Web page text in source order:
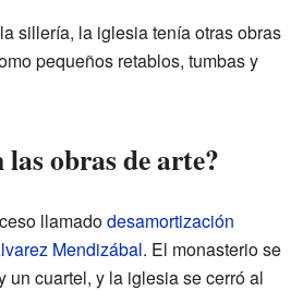
sillería, la iglesia tenía otras obras
pequeños retablos, tumbas y
las obras de arte?
llamadodesamortización
Mendizábal. El monasterio se
un cuartel, y la iglesia se cerró al